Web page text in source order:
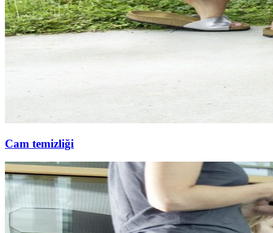
Cam temizliği